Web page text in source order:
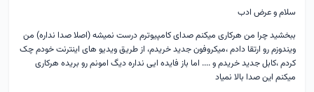
سلام و عرض ادب
ببخشید چرا من هرکاری میکنم صدای کامپیوترم درست نمیشه (اصلا صدا نداره) من
ویندوزم رو ارتقا دادم ،میکروفون جدید خریدم، از طریق ویدیو های اینترنت خودم چک
کردم ،کابل جدید خریدم و .... اما باز فایده ایی نداره دیگ امونم رو بریده هرکاری
میکنم این صدا بالا نمیاد